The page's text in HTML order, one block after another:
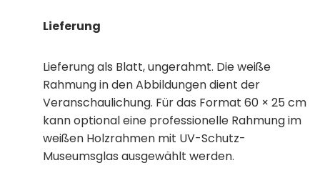
Lieferung
Lieferung als Blatt, ungerahmt. Die weiße
Rahmung in den Abbildungen dient der
Veranschaulichung. Für das Format 60 × 25 cm
kann optional eine professionelle Rahmung im
weißen Holzrahmen mit UV-Schutz-
Museumsglas ausgewählt werden.